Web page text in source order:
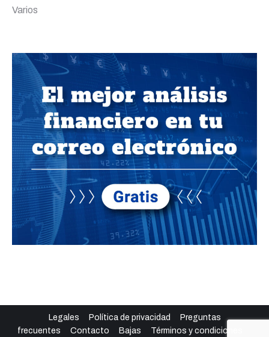
Varios
Legales Política de privacidad
Preguntas
frecuentes
Contacto Bajas Términos y condiciones